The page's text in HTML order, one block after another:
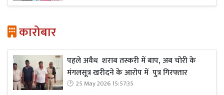
कारोबार
पहले अवैध शराब तस्करी में बाप, अब चोरी के
मंगलसूत्र खरीदने के आरोप में पुत्र गिरफ्तार
25 May 2026 15:57:35